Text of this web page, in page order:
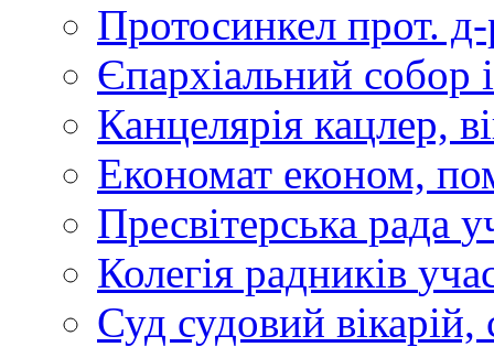
Протосинкел прот.
Єпархіальний собор
Канцелярія кацлер,
Економат економ,
Пресвітерська рада
Колегія радників
Суд судовий вікарій,